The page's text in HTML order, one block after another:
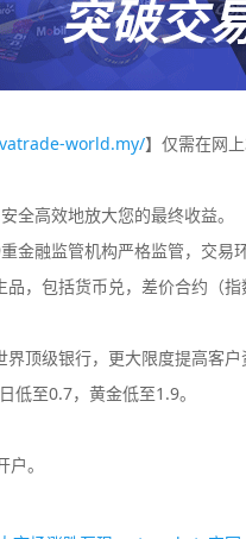
world.my/】仅需在网
全高效地放大您的最终收益。
金融监管机构严格监管，交易
品，包括货币兑，差价合约（
顶级银行，更大限度提高客户
低至0.7，黄金低至1.9。
。